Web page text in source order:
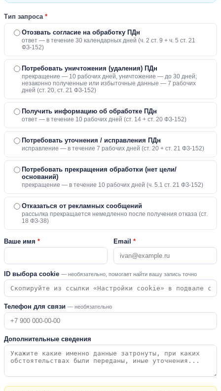
Тип запроса *
Отозвать согласие на обработку ПДн
ответ — в течение 30 календарных дней (ч. 2 ст. 9 + ч. 5 ст. 21
ФЗ-152)
Потребовать уничтожения (удаления) ПДн
прекращение — 10 рабочих дней, уничтожение — до 30 дней;
незаконно полученные или избыточные данные — 7 рабочих
дней (ст. 20, ст. 21 ФЗ-152)
Получить информацию об обработке ПДн
ответ — в течение 10 рабочих дней (ст. 14 + ст. 20 ФЗ-152)
Потребовать уточнения / исправления ПДн
исправление — в течение 7 рабочих дней (ст. 20 + ст. 21 ФЗ-152)
Потребовать прекращения обработки (нет цели/
оснований)
прекращение — в течение 10 рабочих дней (ч. 5.1 ст. 21 ФЗ-152)
Отказаться от рекламных сообщений
рассылка прекращается немедленно после получения отказа (ст.
18 ФЗ-38)
Ваше имя * Email *
ID выбора cookie — необязательно, помогает найти вашу запись точно
Телефон для связи — необязательно
Дополнительные сведения